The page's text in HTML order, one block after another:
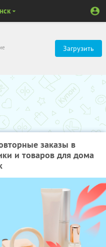
Загрузить
заказы в
и товаров для дома